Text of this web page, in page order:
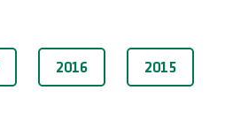
2016 2015